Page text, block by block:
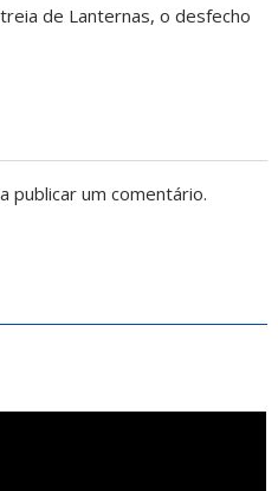
de Lanternas, o desfecho
publicar um comentário.